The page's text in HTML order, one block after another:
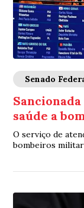
Senado
saúde a
O serviço de
bombeiros